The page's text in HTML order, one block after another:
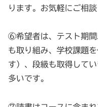
ります。お気軽にご相談
⑥希望者は、テスト期
も取り組み、学校課題
す）、段級も取得して
多いです。